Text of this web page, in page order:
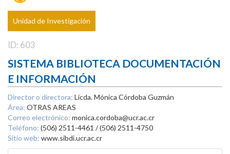
Unidad de Investigación
ID: 603
SISTEMA BIBLIOTECA DOCUMENTACIÓN
E INFORMACIÓN
Director o directora: Licda. Mónica Córdoba Guzmán
Área: OTRAS AREAS
Correo electrónico: monica.cordoba@ucr.ac.cr
Teléfono: (506) 2511-4461 / (506) 2511-4750
Sitio web: www.sibdi.ucr.ac.cr